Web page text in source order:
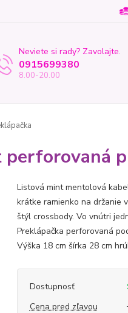
Neviete si rady? Zavolajte.
0915699380
8.00-20.00
Listová mint mentolová
krátke ramienko na držanie
štýl crossbody. Vo vnútri
Preklápačka perforovaná
Výška 18 cm šírka 28 cm
Dostupnosť
Cena pred zľavou